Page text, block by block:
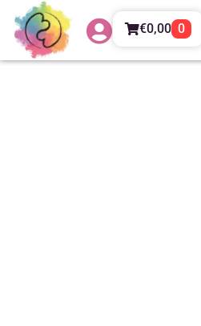
€0,00 0